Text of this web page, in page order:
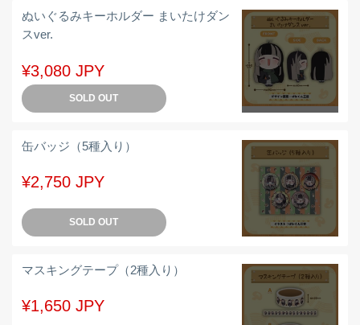
ぬいぐるみキーホルダー まいたけダン
スver.
¥3,080 JPY
SOLD OUT
缶バッジ（5種入り）
¥2,750 JPY
SOLD OUT
マスキングテープ（2種入り）
¥1,650 JPY